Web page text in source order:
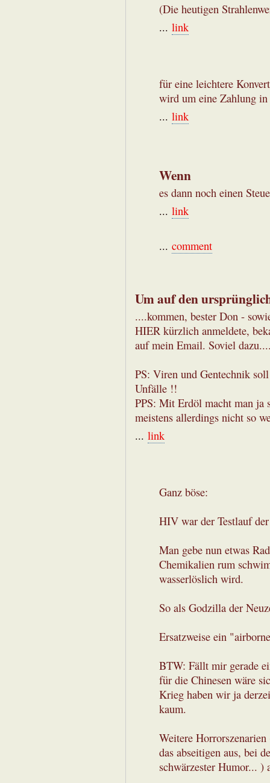
(Die heutigen
... link
für eine leichtere
wird um eine Zahlung in
... link
Wenn
es dann noch einen
... link
... comment
Um auf den
....kommen, bester Don -
HIER kürzlich anmeldete,
auf mein Email. Soviel
PS: Viren und Gentechnik
Unfälle !!
PPS: Mit Erdöl macht man ja
meistens allerdings nicht so
... link
Ganz böse:
HIV war der Testlauf
Man gebe nun etwas
Chemikalien rum
wasserlöslich wird.
So als Godzilla der
Ersatzweise ein
BTW: Fällt mir gerade
für die Chinesen wäre
Krieg haben wir ja
kaum.
Weitere
das abseitigen aus, bei
schwärzester Humor...